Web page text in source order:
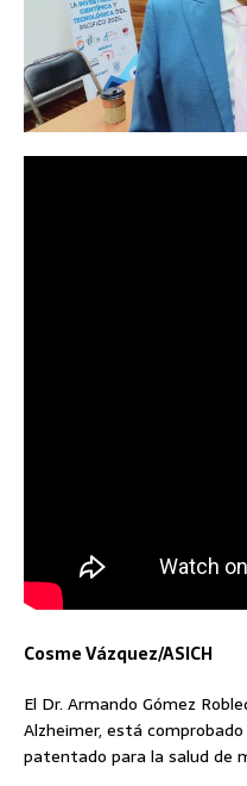
Cosme Vázquez/ASICH
El Dr. Armando Gómez
Alzheimer, está
patentado para la salud de